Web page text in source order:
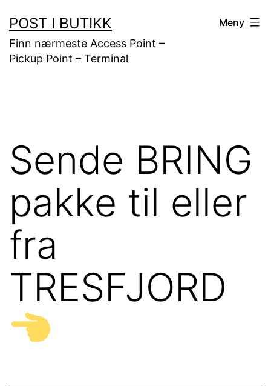
til
innhold
POST I BUTIKK
Finn nærmeste Access Point –
Pickup Point – Terminal
Meny
Sende BRING
pakke til eller
fra
TRESFJORD